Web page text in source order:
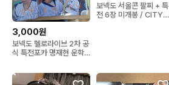
3,000원
보넥도 헬로라이브 2차 공
식 특전포카 명재현 운학
보넥도 서울콘 팔찌 + 특
전 6장 미개봉 / CITY